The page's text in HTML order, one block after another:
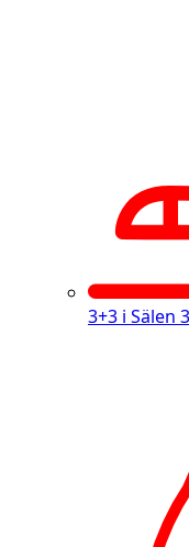
3+3 i Sälen